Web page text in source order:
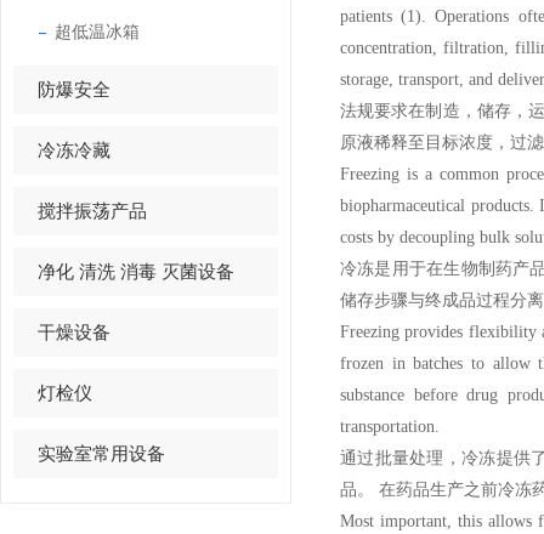
超低温冰箱
防爆安全
冷冻冷藏
搅拌振荡产品
净化 清洗 消毒 灭菌设备
干燥设备
灯检仪
实验室常用设备
patients (1). Operations
concentration, filtration,
storage, transport, and
法规要求在制造，储存，
原液稀释至目标浓度，过
Freezing is a common
biopharmaceutical
costs by decoupling bulk
冷冻是用于在生物制药产
储存步骤与终成品过程分
Freezing provides flexibility
frozen in batches to allow
substance before drug
transportation.
通过批量处理，冷冻提供
品。
在药品生产之前冷冻
Most important, this allows